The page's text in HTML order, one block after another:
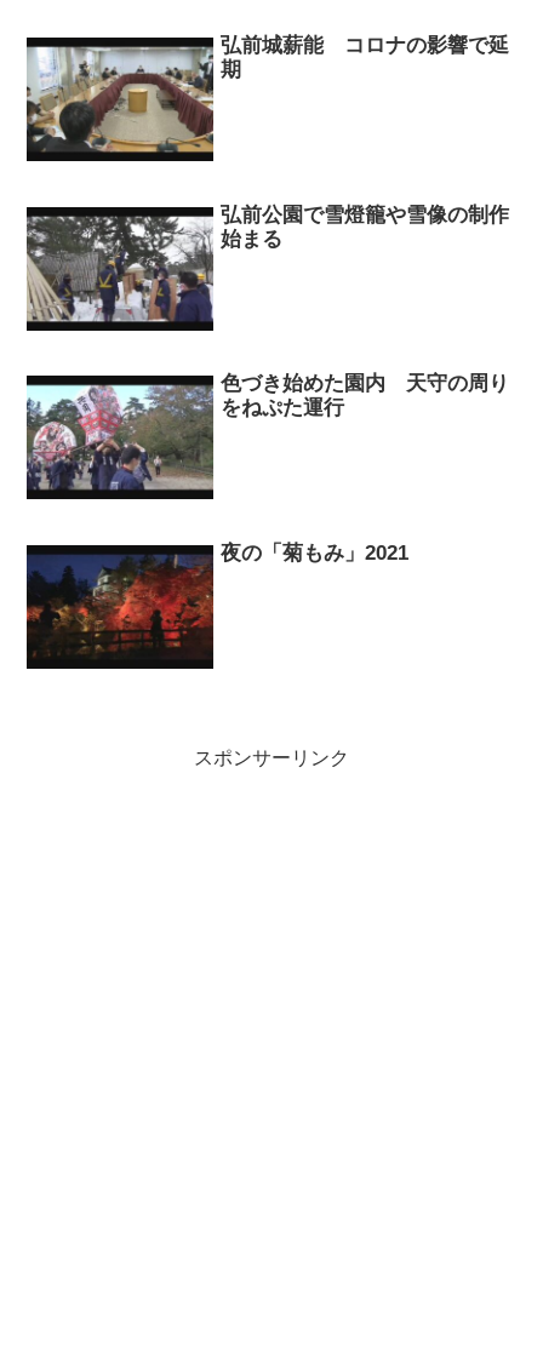
弘前城薪能 コロナの影響で延
期
弘前公園で雪燈籠や雪像の制作
始まる
色づき始めた園内 天守の周り
をねぷた運行
夜の「菊もみ」2021
スポンサーリンク